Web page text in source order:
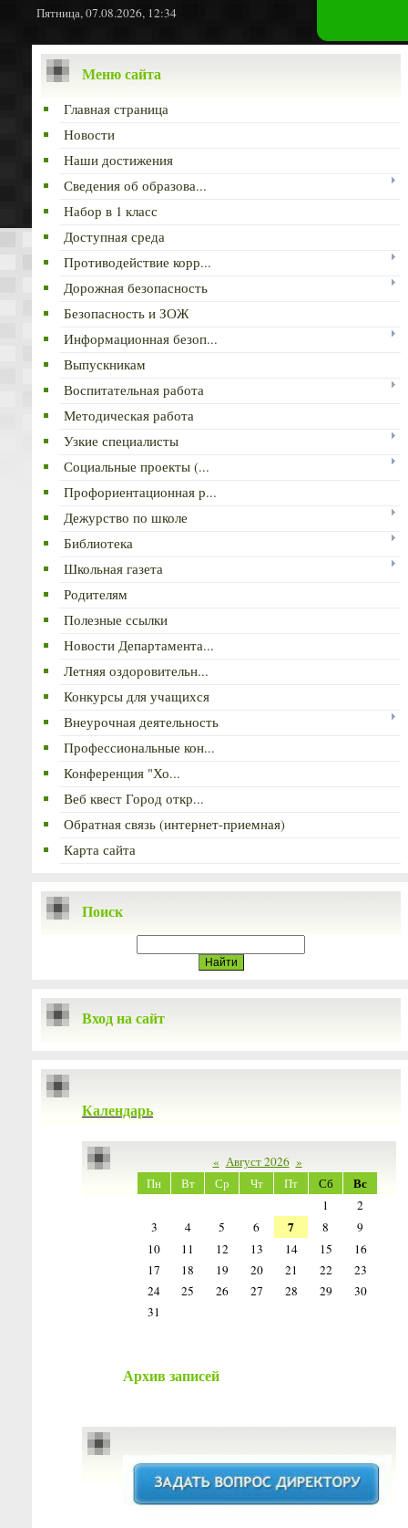
Пятница, 07.08.2026, 12:34
Меню сайта
Главная страница
Новости
Наши достижения
Сведения об образова...
Набор в 1 класс
Доступная среда
Противодействие корр...
Дорожная безопасность
Безопасность и ЗОЖ
Информационная безоп...
Выпускникам
Воспитательная работа
Методическая работа
Узкие специалисты
Социальные проекты (...
Профориентационная р...
Дежурство по школе
Библиотека
Школьная газета
Родителям
Полезные ссылки
Новости Департамента...
Летняя оздоровительн...
Конкурсы для учащихся
Внеурочная деятельность
Профессиональные кон...
Конференция "Хо...
Веб квест Город откр...
Обратная связь (интернет-приемная)
Карта сайта
Поиск
Вход на сайт
Календарь
« Август 2026 »
Пн
Вт Ср Чт Пт Сб Вс
1
2
3
4 5 6 7 8
9
10
11 12 13 14 15
16
17
18 19 20 21 22
23
24
25 26 27 28 29
30
31
Архив записей